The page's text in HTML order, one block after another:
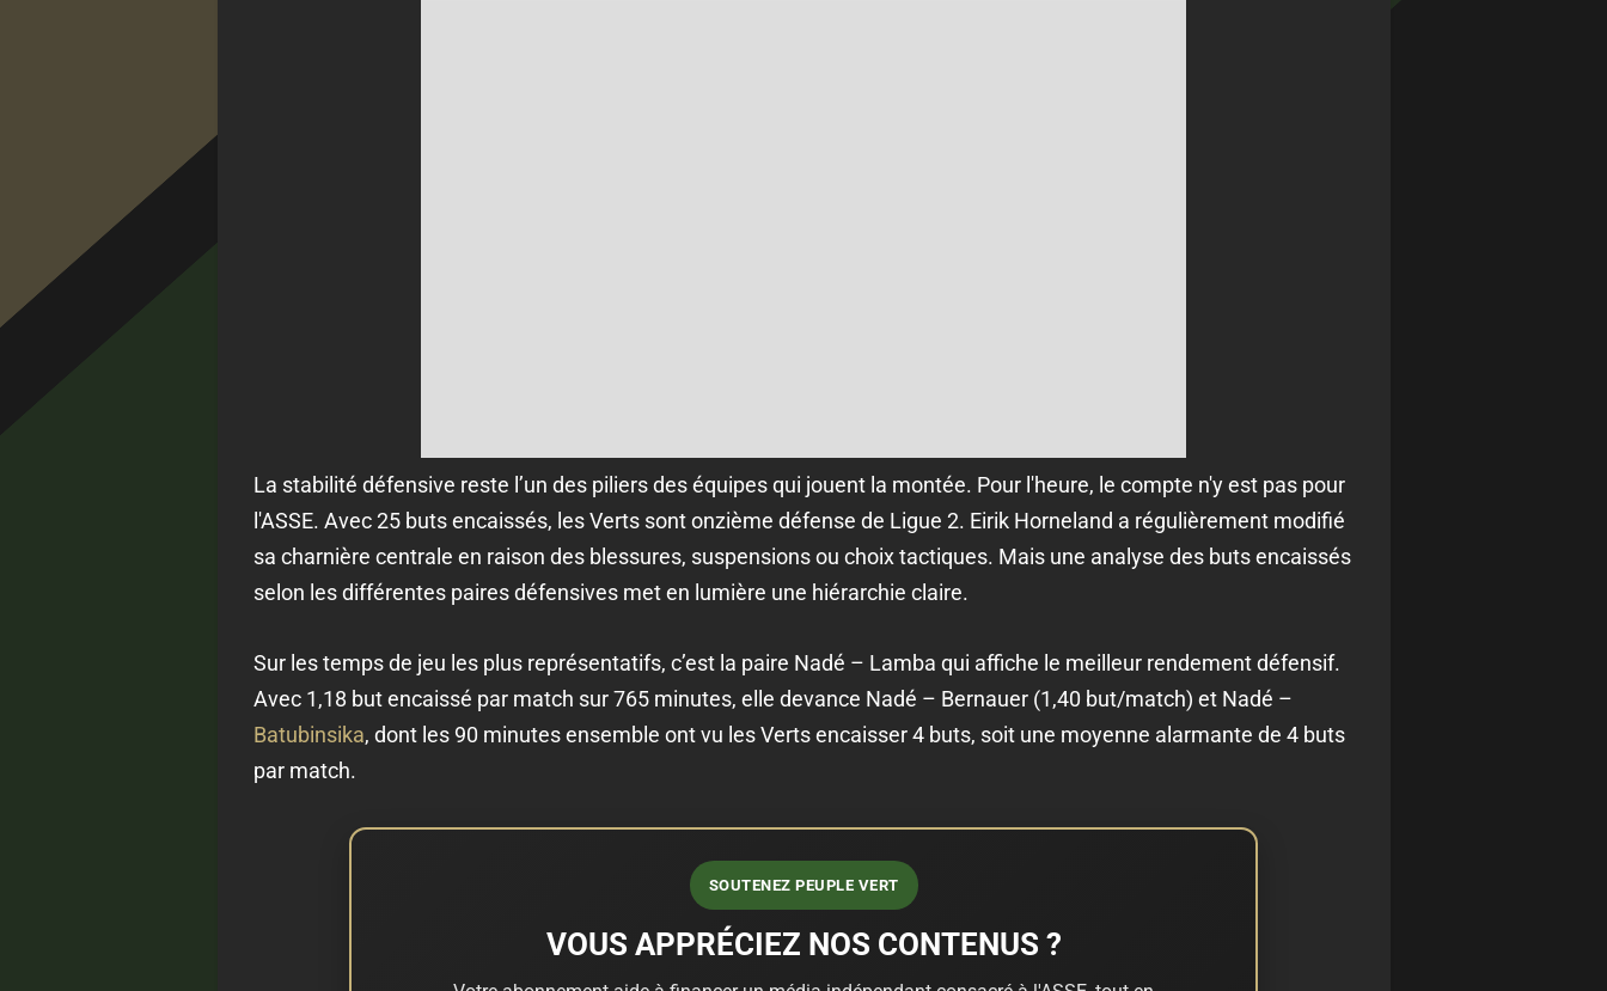
La stabilité défensive reste l’un des piliers des équipes qui jouent la montée. Pour l'heure, le compte n'y est pas pour
l'ASSE. Avec 25 buts encaissés, les Verts sont onzième défense de Ligue 2. Eirik Horneland a régulièrement modifié
sa charnière centrale en raison des blessures, suspensions ou choix tactiques. Mais une analyse des buts encaissés
selon les différentes paires défensives met en lumière une hiérarchie claire.
Sur les temps de jeu les plus représentatifs, c’est la paire Nadé – Lamba qui affiche le meilleur rendement défensif.
Avec 1,18 but encaissé par match sur 765 minutes, elle devance Nadé – Bernauer (1,40 but/match) et Nadé –
Batubinsika, dont les 90 minutes ensemble ont vu les Verts encaisser 4 buts, soit une moyenne alarmante de 4 buts
par match.
SOUTENEZ PEUPLE VERT
VOUS APPRÉCIEZ NOS CONTENUS ?